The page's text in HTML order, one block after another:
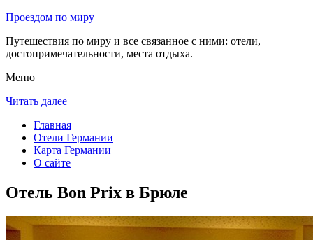
Проездом по миру
Путешествия по миру и все связанное с ними: отели,
достопримечательности, места отдыха.
Меню
Читать далее
Главная
Отели Германии
Карта Германии
О сайте
Отель Bon Prix в Брюле